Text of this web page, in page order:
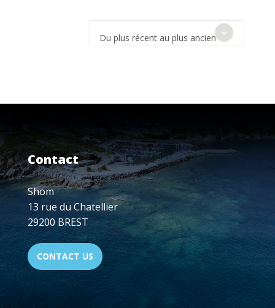
Du plus récent au plus ancien
Contact
Shom
13 rue du Chatellier
29200 BREST
CONTACT US